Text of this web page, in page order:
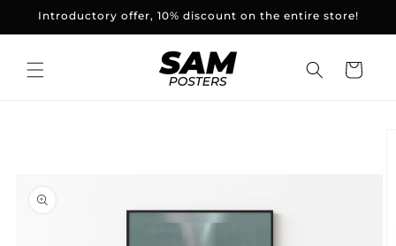
and
Introductory offer, 10% discount on the entire store!
Basket